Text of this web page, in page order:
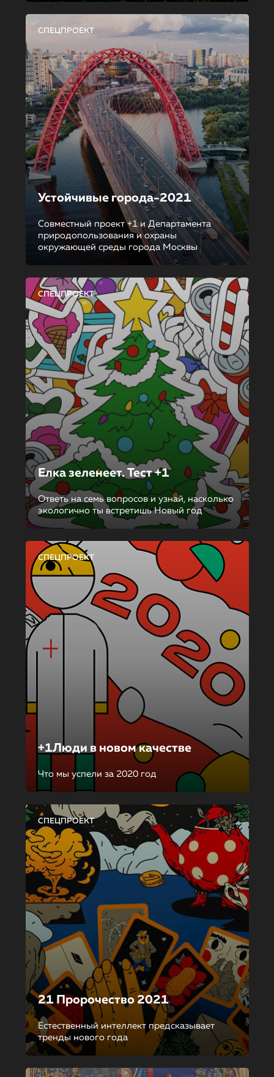
СПЕЦПРОЕКТ
Устойчивые города-2021
Совместный проект +1 и Департамента
природопользования и охраны
окружающей среды города Москвы
СПЕЦПРОЕКТ
Елка зеленеет. Тест +1
Ответь на семь вопросов и узнай, насколько
экологично ты встретишь Новый год
СПЕЦПРОЕКТ
+1Люди в новом качестве
Что мы успели за 2020 год
СПЕЦПРОЕКТ
21 Пророчество 2021
Естественный интеллект предсказывает
тренды нового года